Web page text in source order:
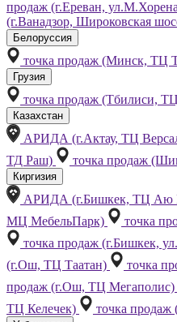
продаж (г.Ереван,
(г.Ванадзор, Широковская
Белоруссия
точка продаж (Минск, ТЦ
Грузия
точка продаж (Тбилиси,
Казахстан
АРИДА (г.Актау, ТЦ
ТД Раш)
точка продаж
Киргизия
АРИДА (г.Бишкек, ТЦ Аю
МЦ МебельПарк)
точка
точка продаж (г.Бишкек,
(г.Ош, ТЦ Таатан)
точка
продаж (г.Ош, ТЦ Мегаполис)
ТЦ Келечек)
точка